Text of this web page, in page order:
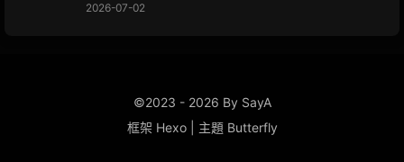
2026-07-02
©2023 - 2026 By SayA
框架 Hexo 主題 Butterfly